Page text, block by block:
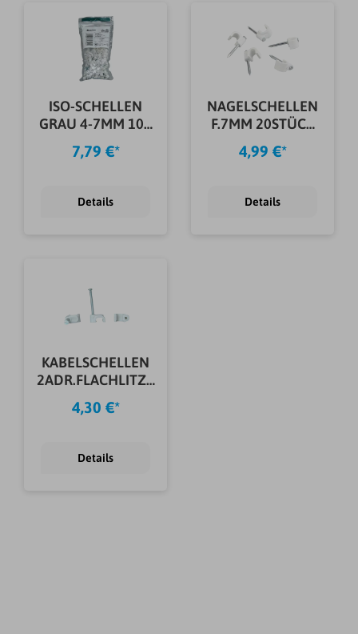
ISO-SCHELLEN
GRAU 4-7MM 100
ST
7,79 €*
Details
NAGELSCHELLEN
F.7MM 20STÜCK
WS
4,99 €*
Details
KABELSCHELLEN
2ADR.FLACHLITZE
GRAU 50 ST
4,30 €*
Details